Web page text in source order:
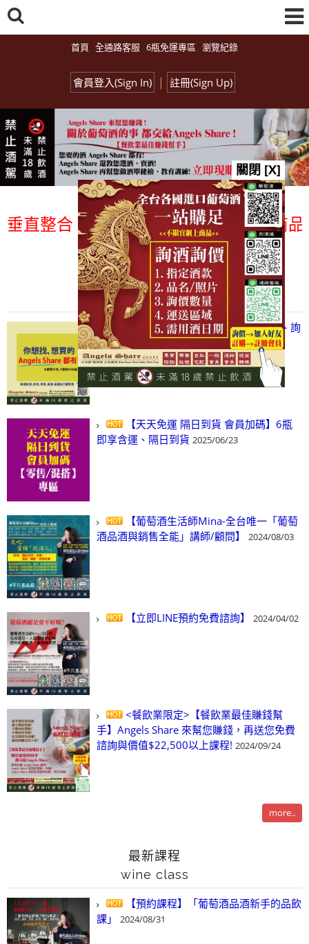
首頁 全通路客服 6瓶免運專區 瀏覽紀錄
會員登入(Sign In) | 註冊(Sign Up)
合、一次購足」各國進口酒類商品 專
總覽-促銷&活動
all events
【凡酒問Angels Share】線上選酒、詢
(尋)酒、詢價、零售、批發，看這裡!
2024/03/01
【天天免運 隔日到貨 會員加碼】6瓶
即享含運、隔日到貨 2025/06/23
【葡萄酒生活師Mina-全台唯一「葡萄
酒品酒與銷售全能」講師/顧問】
2024/08/03
【立即LINE預約免費諮詢】 2024/04/02
<餐飲業限定>【餐飲業最佳賺錢幫
手】Angels Share 來幫您賺錢，再送您免費
諮詢與價值$22,500以上課程! 2024/09/24
more..
最新課程
wine class
【預約課程】「葡萄酒品酒新手的品飲
課」
2024/08/31
關閉 [X]